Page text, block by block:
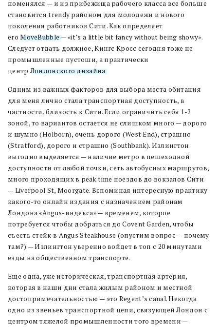
поменялся — и из прибежища рабочего класса все больше
становится trendy районом для молодежи и нового
поколения работников Сити. Как определяет
егоMoveBubble— «it’s a little bit fancy without being showy».
Следует отдать должное, Кингс Кросс сегодня тоже не
промышленные пустоши, а практически
центр Лондонского дизайна.
Одним из важных факторов для выбора места обитания
для меня лично стала транспортная доступность, в
частности, близость к Сити. Если ограничить себя 1-2
зоной, то вариантов остается не слишком много — дорого
и шумно (Holborn), очень дорого (West End), страшно
(Stratford), дорого и страшно (Southbank). Излингтон
выгодно выделяется — наличие метро в пешеходной
доступности от любой точки, сеть автобусных маршрутов,
много проходящих в peak time поездов до вокзалов Сити
— Liverpool St, Moorgate. Вспоминая интересную практику
какого-то онлайн издания с назначением районам
Лондона «Angus-индекса» — временем, которое
потребуется чтобы добраться до Covent Garden, чтобы
съесть стейк в Angus Steakhouse (опустим вопрос — почему
там?) — Излингтон уверенно войдет в топ с 20 минутами
езды на общественном транспорте.
Еще одна, уже историческая, транспортная артерия,
которая в наши дни стала жилым районом и местной
достопримечательностью — это Regent’s canal. Некогда
одно из звеньев транспортной цепи, связующей Лондон с
центром тяжелой промышленности того времени —